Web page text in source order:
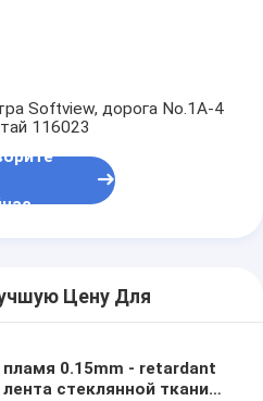
ткани
фольги
Kraft
Softview, дорога No.1A-4
116023
Цену Для
пламя 0.15mm - retardant
лента стеклянной ткани